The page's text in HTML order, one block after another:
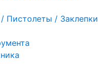
Пистолеты / Заклепки